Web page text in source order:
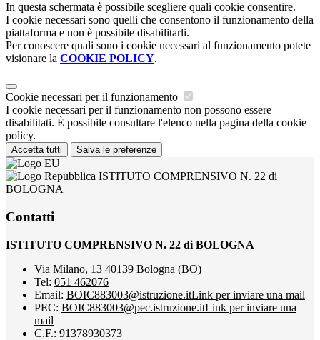
In questa schermata è possibile scegliere quali cookie consentire.
I cookie necessari sono quelli che consentono il funzionamento della
piattaforma e non è possibile disabilitarli.
Per conoscere quali sono i cookie necessari al funzionamento potete
visionare la COOKIE POLICY.
Cookie necessari per il funzionamento
I cookie necessari per il funzionamento non possono essere
disabilitati. È possibile consultare l'elenco nella pagina della cookie
policy.
Accetta tutti Salva le preferenze
ISTITUTO COMPRENSIVO N. 22 di
BOLOGNA
Contatti
ISTITUTO COMPRENSIVO N. 22 di BOLOGNA
Via Milano, 13 40139 Bologna (BO)
Tel: 051 462076
Email: BOIC883003@istruzione.itLink per inviare una mail
PEC: BOIC883003@pec.istruzione.itLink per inviare una
mail
C.F.: 91378930373